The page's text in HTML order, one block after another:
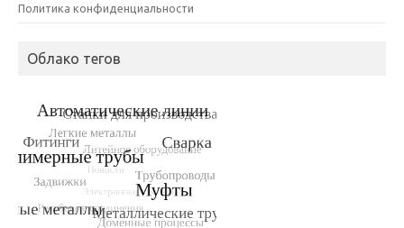
Политика конфиденциальности
Облако тегов